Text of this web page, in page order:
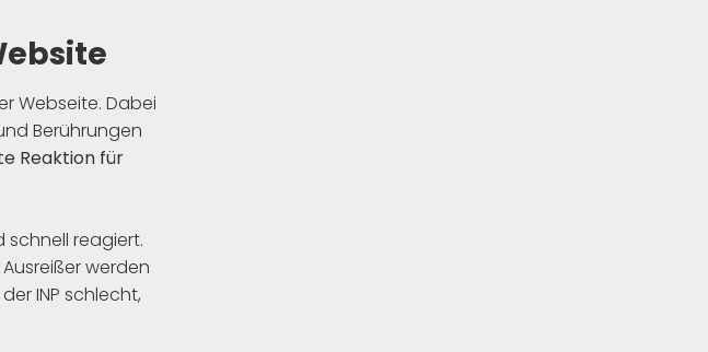
Webseite. Dabei
Berührungen
Reaktion für
schnell reagiert.
werden
INP schlecht,